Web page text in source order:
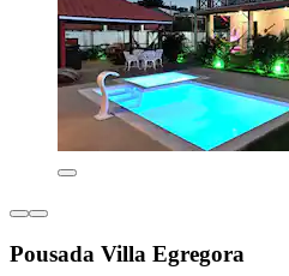
Pousada Villa Egregora